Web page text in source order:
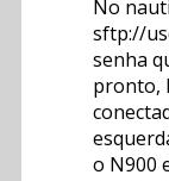
No
sftp://
senha
pronto,
o N900